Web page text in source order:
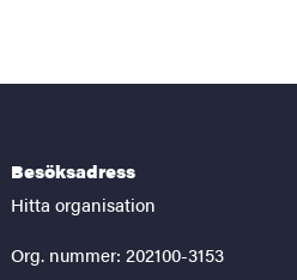
Besöksadress
Hitta organisation
Org. nummer: 202100-3153